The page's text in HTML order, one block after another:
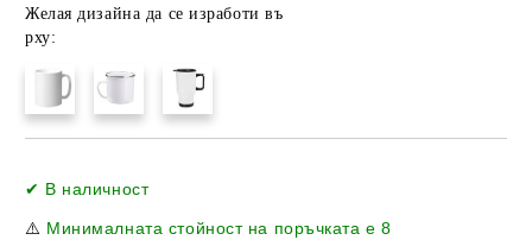
Желая дизайна да се изработи въ
рху:
✔ В наличност
⚠️ Минималната стойност на поръчката е8